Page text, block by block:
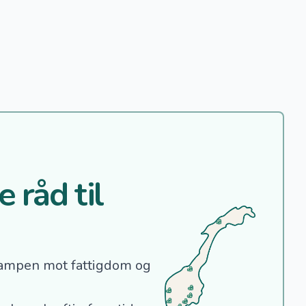
råd til
mot fattigdom og